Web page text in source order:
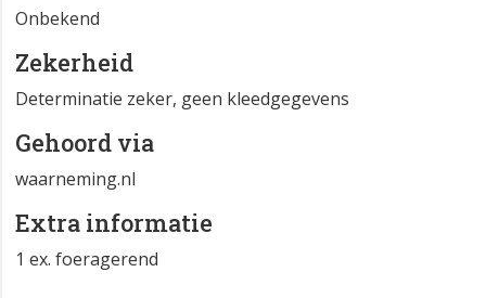
Onbekend
Zekerheid
Determinatie zeker, geen kleedgegevens
Gehoord via
waarneming.nl
Extra informatie
1 ex. foeragerend